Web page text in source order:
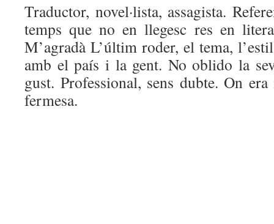
Traductor, novel·lista, assagista.
temps que no en llegesc res en
M’agradà L’últim roder, el tema,
amb el país i la gent. No oblido la
gust. Professional, sens dubte. On
fermesa.